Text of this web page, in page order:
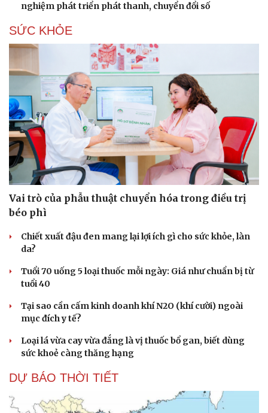
nghiệm phát triển phát thanh, chuyển đổi số
SỨC KHỎE
Vai trò của phẫu thuật chuyển hóa trong điều trị
béo phì
Chiết xuất đậu đen mang lại lợi ích gì cho sức khỏe, làn
da?
Tuổi 70 uống 5 loại thuốc mỗi ngày: Giá như chuẩn bị từ
tuổi 40
Tại sao cần cấm kinh doanh khí N2O (khí cười) ngoài
mục đích y tế?
Loại lá vừa cay vừa đắng là vị thuốc bổ gan, biết dùng
sức khoẻ càng thăng hạng
DỰ BÁO THỜI TIẾT